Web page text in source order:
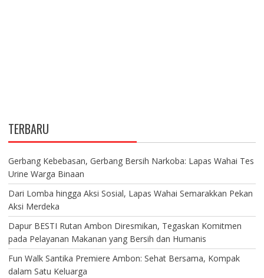
TERBARU
Gerbang Kebebasan, Gerbang Bersih Narkoba: Lapas Wahai Tes
Urine Warga Binaan
Dari Lomba hingga Aksi Sosial, Lapas Wahai Semarakkan Pekan
Aksi Merdeka
Dapur BESTI Rutan Ambon Diresmikan, Tegaskan Komitmen
pada Pelayanan Makanan yang Bersih dan Humanis
Fun Walk Santika Premiere Ambon: Sehat Bersama, Kompak
dalam Satu Keluarga